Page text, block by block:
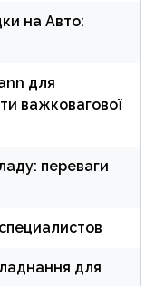
на Авто:
для
важковагової
переваги
для